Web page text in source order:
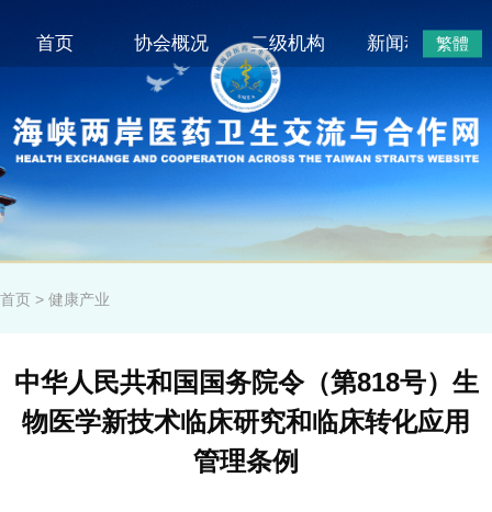
首页 协会概况 二级机构 新闻动态繁體
首页 > 健康产业
中华人民共和国国务院令（第818号）生
物医学新技术临床研究和临床转化应用
管理条例